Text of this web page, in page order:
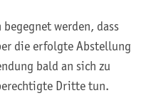
werden, dass
die erfolgte Abstellung
bald an sich zu
Dritte tun.